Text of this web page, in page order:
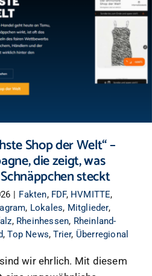
Shop der Welt“ – Eine
die zeigt, was hinter den
steckt
Shop der Welt“ –
die zeigt, was
steckt
| Fakten, FDF, HVMITTE,
, Lokales, Mitglieder,
, Rheinhessen, Rheinland-
,Top News,Trier, Überregional
wir ehrlich. Mit diesem